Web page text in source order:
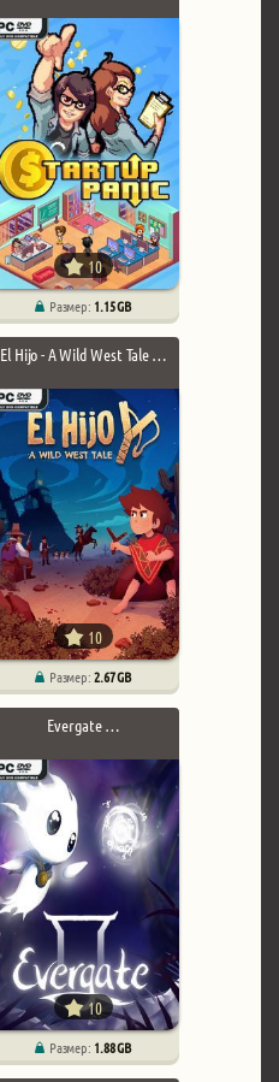
10
Размер: 1.15 GB
El Hijo - A Wild West Tale …
10
Размер:2.67 GB
Evergate …
10
Размер: 1.88 GB